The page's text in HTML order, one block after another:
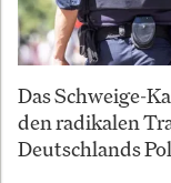
Das Schweige-
den radikalen
Deutschlands